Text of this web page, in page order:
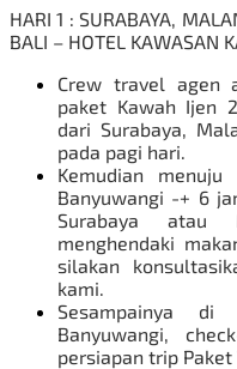
HARI 1 : SURABAYA,
BALI – HOTEL KAWASAN
Crew travel agen
paket Kawah Ijen
dari Surabaya,
pada pagi hari.
Kemudian
Banyuwangi -+ 6
Surabaya atau
menghendaki
silakan
kami.
Sesampainya di
Banyuwangi,
persiapan trip